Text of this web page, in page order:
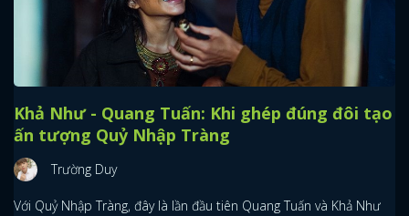
Khả Như - Quang Tuấn: Khi ghép đúng đôi tạo
ấn tượng Quỷ Nhập Tràng
Trường Duy
Với Quỷ Nhập Tràng, đây là lần đầu tiên Quang Tuấn và Khả Như